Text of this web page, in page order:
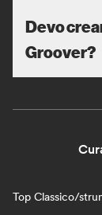
Devo
Groover?
Top Classico/